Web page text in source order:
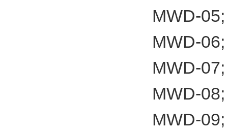
MWD-
MWD-
MWD-
MWD-
MWD-